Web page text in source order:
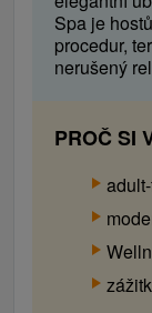
Spa je
procedur,
nerušený
PROČ SI